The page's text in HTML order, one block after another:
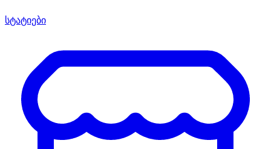
სტატიები